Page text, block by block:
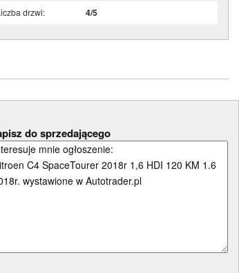
drzwi: 4/5
do sprzedającego